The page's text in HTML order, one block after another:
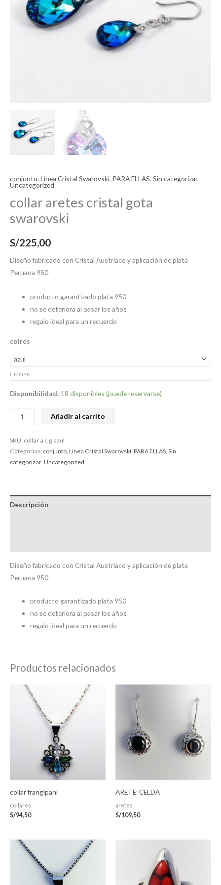
conjunto, Linea Cristal Swarovski, PARA ELLAS, Sin categorizar,
Uncategorized
collar aretes cristal gota
swarovski
S/225,00
Diseño fabricado con Cristal Austriaco y aplicación de plata
Peruana 950
producto garantizado plata 950
no se deteriora al pasar los años
regalo ideal para un recuerdo
colres
LIMPIAR
Disponibilidad: 18 disponibles (puede reservarse)
Añadir al carrito
SKU: collar a c.g azul
Categorías: conjunto, Linea Cristal Swarovski, PARA ELLAS, Sin
categorizar, Uncategorized
Descripción
Diseño fabricado con Cristal Austriaco y aplicación de plata
Peruana 950
producto garantizado plata 950
no se deteriora al pasar los años
regalo ideal para un recuerdo
Productos relacionados
collar frangipani
collares
S/94,50
ARETE: CELDA
aretes
S/109,50